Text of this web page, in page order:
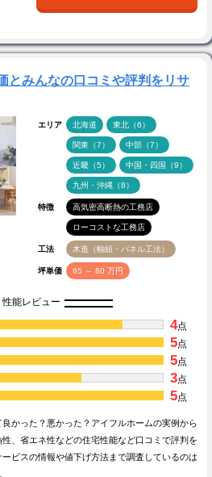
とみんなの口コミや評判をリサ
エリア 北海道 東北（6）
関東（7） 中部（7）
近畿（5） 中国・四国（9）
九州・沖縄（8）
特徴 高気密高断熱の工務店
ローコストな工務店
工法 木造（軸組・パネル工法）
坪単価 65 ～ 80 万円
性能レビュー
4点
5点
5点
3点
5点
かった？悪かった？アイフルホームの実例から
、省エネ性などの住宅性能など口コミで評判を
ビスの情報や値下げ方法まで調査しているのは